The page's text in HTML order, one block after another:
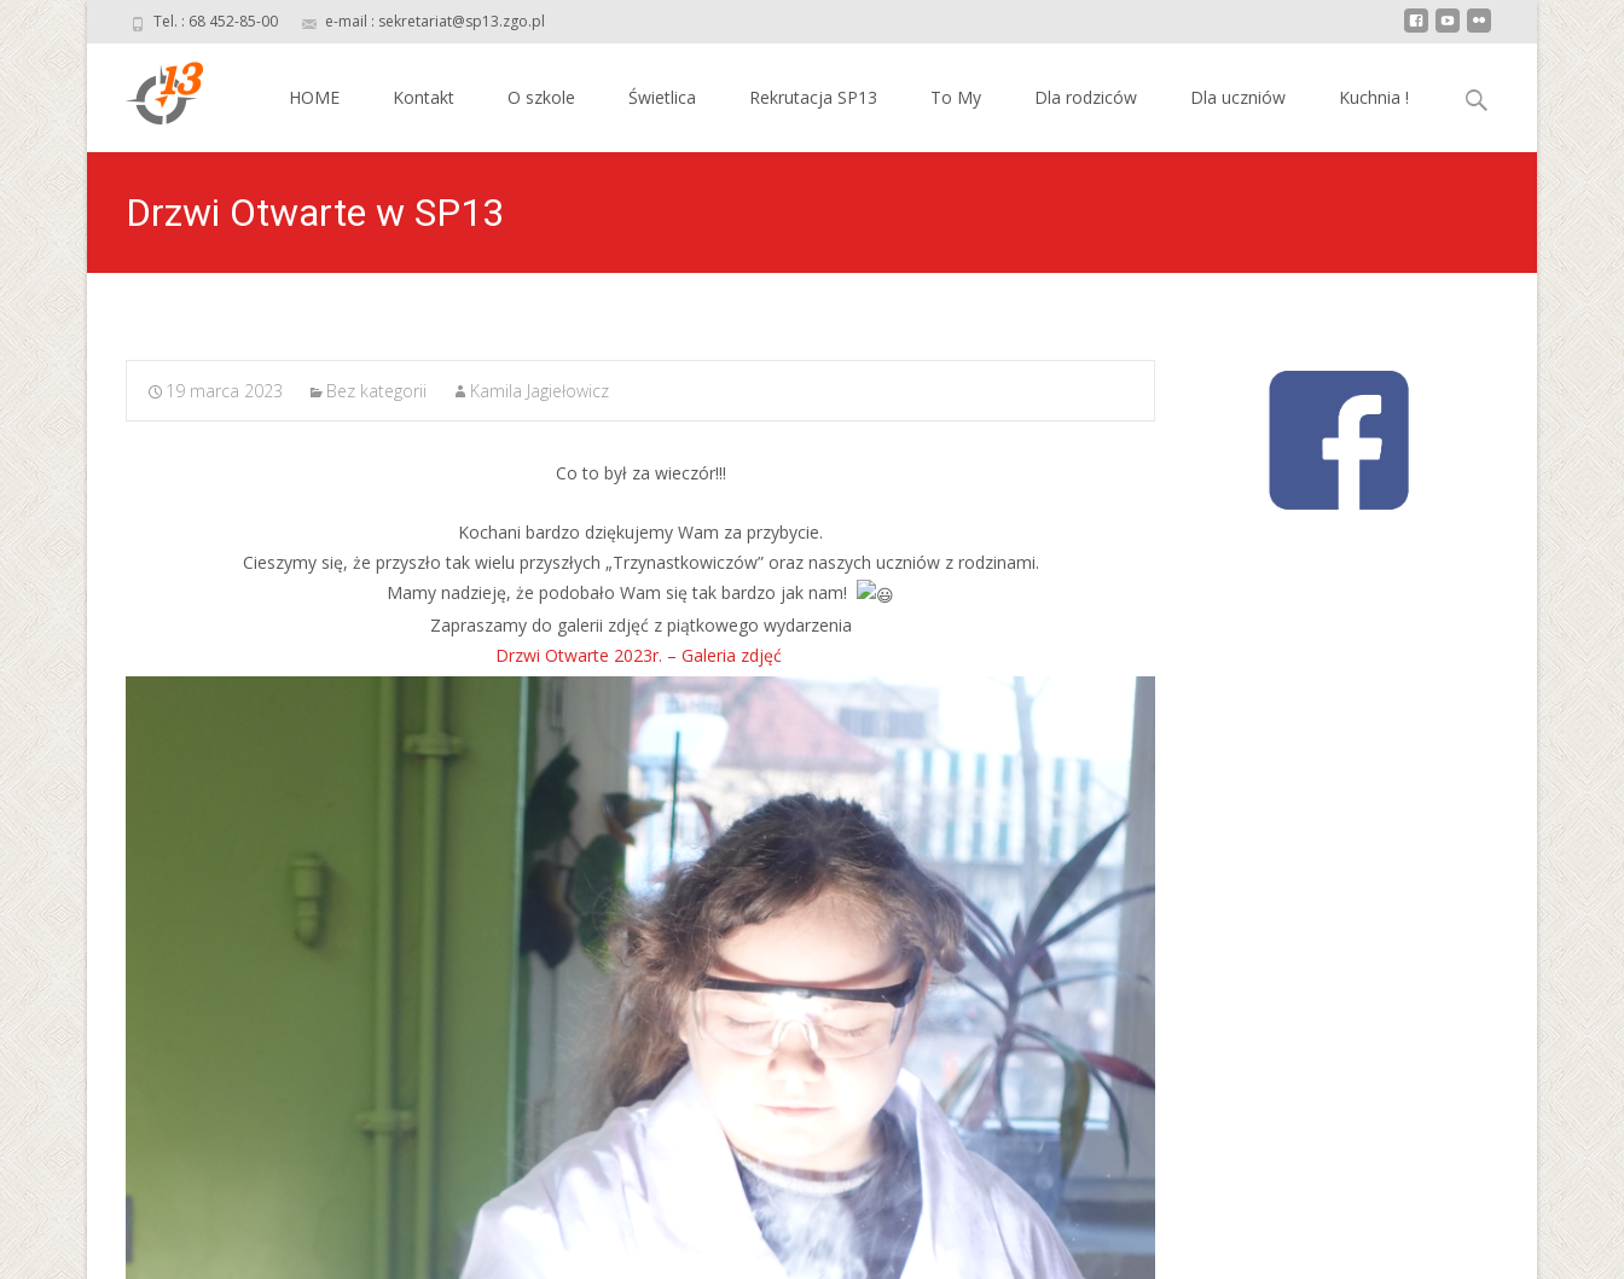
Tel. : 68 452-85-00 e-mail : sekretariat@sp13.zgo.pl
HOME Kontakt O szkole Świetlica Rekrutacja SP13 To My Dla rodziców Dla uczniów Kuchnia ! Szukaj:
Drzwi Otwarte w SP13
19 marca 2023 Bez kategorii Kamila Jagiełowicz
Co to był za wieczór!!!
Kochani bardzo dziękujemy Wam za przybycie.
Cieszymy się, że przyszło tak wielu przyszłych „Trzynastkowiczów” oraz naszych uczniów z rodzinami.
Mamy nadzieję, że podobało Wam się tak bardzo jak nam!
Zapraszamy do galerii zdjęć z piątkowego wydarzenia
Drzwi Otwarte 2023r. – Galeria zdjęć